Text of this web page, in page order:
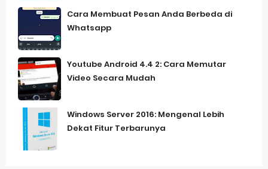
Cara Membuat Pesan Anda Berbeda di
Whatsapp
Youtube Android 4.4 2: Cara Memutar
Video Secara Mudah
Windows Server 2016: Mengenal Lebih
Dekat Fitur Terbarunya